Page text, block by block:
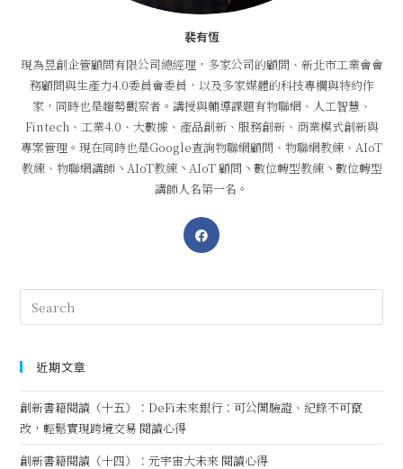
裴有恆
現為昱創企管顧問有限公司總經理，多家公司的顧問、新北市工業會會
務顧問與生產力4.0委員會委員，以及多家媒體的科技專欄與特約作
家，同時也是趨勢觀察者。講授與輔導課題有物聯網、人工智慧、
Fintech、工業4.0、大數據、產品創新、服務創新、商業模式創新與
專案管理。現在同時也是Google查詢物聯網顧問、物聯網教練、AIoT
教練、物聯網講師丶AIoT教練丶AIoT 顧問丶數位轉型教練丶數位轉型
講師人名第一名。
近期文章
創新書籍閱讀（十五）：DeFi未來銀行：可公開驗證、紀錄不可竄
改，輕鬆實現跨境交易 閱讀心得
創新書籍閱讀（十四）：元宇宙大未來 閱讀心得